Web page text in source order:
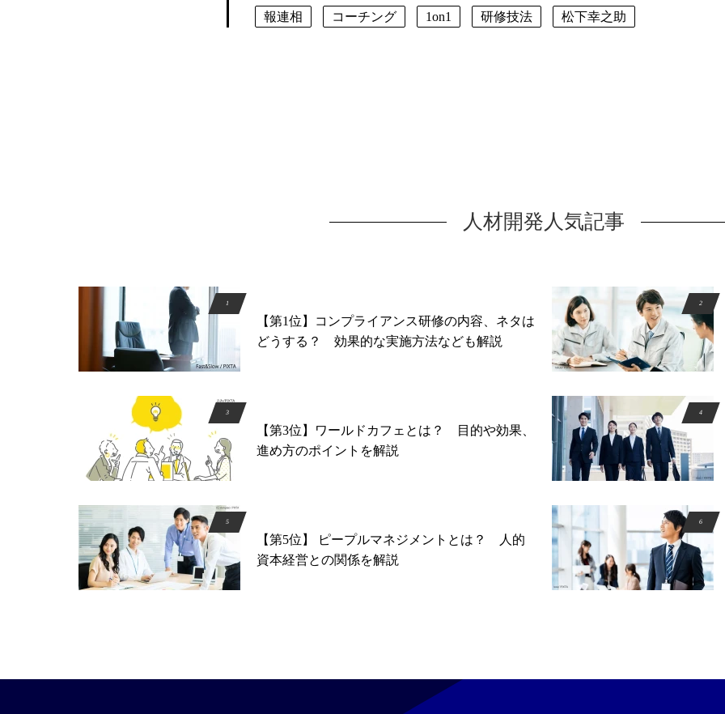
報連相 コーチング 1on1 研修技法 松下幸之助
人材開発人気記事
【第1位】コンプライアンス研修の内容、ネタは
どうする？ 効果的な実施方法なども解説
【第3位】ワールドカフェとは？ 目的や効果、
進め方のポイントを解説
【第5位】 ピープルマネジメントとは？ 人的
資本経営との関係を解説